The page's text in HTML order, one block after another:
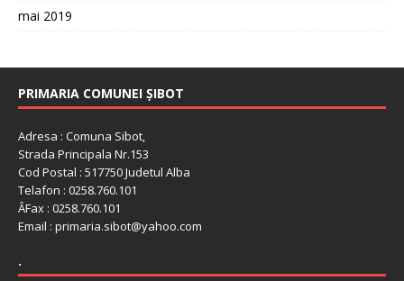
mai 2019
PRIMARIA COMUNEI ȘIBOT
Adresa : Comuna Sibot,
Strada Principala Nr.153
Cod Postal : 517750 Judetul Alba
Telafon : 0258.760.101
ÂFax : 0258.760.101
Email : primaria.sibot@yahoo.com
.